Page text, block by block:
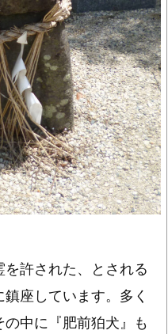
許された、とされる
座しています。多く
中に『肥前狛犬』も